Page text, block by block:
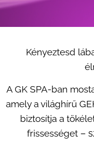
Kényeztesd
A GK SPA-ban
amely a világhírű
biztosítja a
frissességet –